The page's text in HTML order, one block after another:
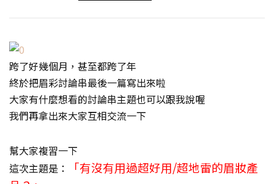
跨了好幾個月，甚至都跨了年
終於把眉彩討論串最後一篇寫出來啦
大家有什麼想看的討論串主題也可以跟我說喔
我們再拿出來大家互相交流一下
幫大家複習一下
這次主題是：
「有沒有用過超好用/超地雷的眉妝產